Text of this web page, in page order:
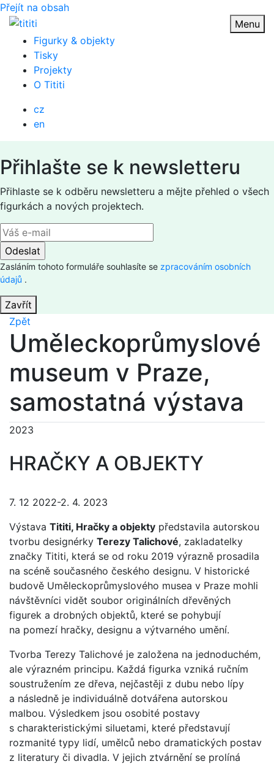
Přejít na obsah
Menu
Figurky & objekty
Tisky
Projekty
O Tititi
cz
en
Přihlašte se k newsletteru
Přihlaste se k odběru newsletteru a mějte přehled o všech
figurkách a nových projektech.
Zasláním tohoto formuláře souhlasíte se zpracováním osobních
údajů .
Zavřít
Zpět
Uměleckoprůmyslové
museum v Praze,
samostatná výstava
2023
HRAČKY A OBJEKTY
7. 12 2022-2. 4. 2023
Výstava Tititi, Hračky a objekty představila autorskou
tvorbu designérky Terezy Talichové, zakladatelky
značky Tititi, která se od roku 2019 výrazně prosadila
na scéně současného českého designu. V historické
budově Uměleckoprůmyslového musea v Praze mohli
návštěvníci vidět soubor originálních dřevěných
figurek a drobných objektů, které se pohybují
na pomezí hračky, designu a výtvarného umění.
Tvorba Terezy Talichové je založena na jednoduchém,
ale výrazném principu. Každá figurka vzniká ručním
soustružením ze dřeva, nejčastěji z dubu nebo lípy
a následně je individuálně dotvářena autorskou
malbou. Výsledkem jsou osobité postavy
s charakteristickými siluetami, které představují
rozmanité typy lidí, umělců nebo dramatických postav
z literatury či divadla. V jejich ztvárnění se prolíná